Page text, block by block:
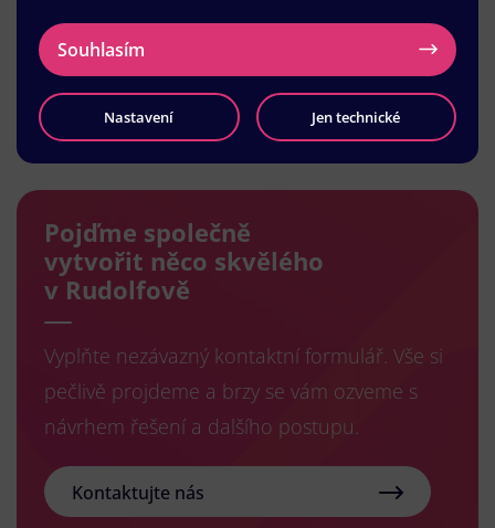
Načíst další
Pojďme společně
vytvořit něco skvělého
v Rudolfově
Vyplňte nezávazný kontaktní formulář. Vše si
pečlivě projdeme a brzy se vám ozveme s
návrhem řešení a dalšího postupu.
Kontaktujte nás
Souhlasím
Nastavení Jen technické